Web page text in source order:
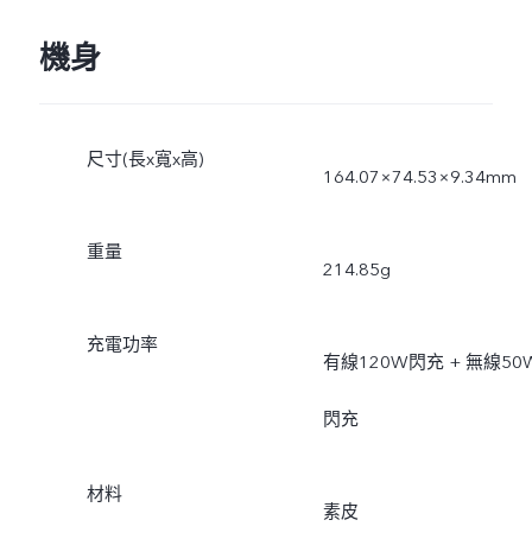
機身
尺寸(長x寬x高)
164.07×74.53×9.34mm
重量
214.85g
充電功率
有線120W閃充 + 無線
閃充
材料
素皮